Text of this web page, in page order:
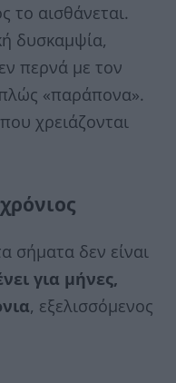
το αισθάνεται.
δυσκαμψία,
περνά με τον
«παράπονα».
χρειάζονται
σήματα δεν είναι
για μήνες,
, εξελισσόμενος